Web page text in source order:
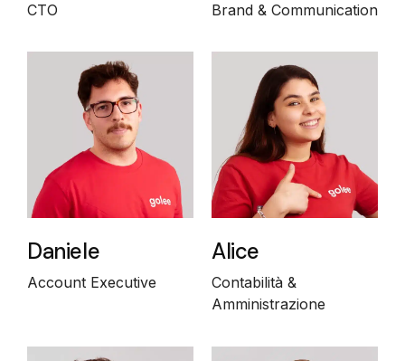
CTO Brand & Communication
Daniele
Account Executive
Alice
Contabilità &
Amministrazione